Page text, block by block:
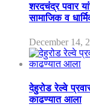
शरदचंद्र पवार
सामाजिक व
December 14,
देहुरोड रेल्वे
काढण्यात आला